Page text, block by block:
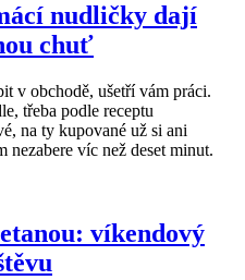
nudličky dají
chuť
v obchodě, ušetří vám práci.
třeba podle receptu
na ty kupované už si ani
nezabere víc než deset minut.
víkendový